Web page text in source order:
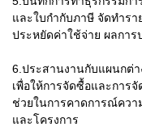
และใบกำกับภาษี จัดทำร
ประหยัดค่าใช้จ่าย ผลกา
6.ประสานงานกับแผนกต่
เพื่อให้การจัดซื้อและการ
ช่วยในการคาดการณ์ควา
และโครงการ